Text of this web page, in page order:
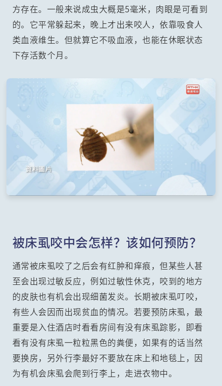
方存在。一般来说成虫大概是5毫米，肉眼是可看到
的。它平常躲起来，晚上才出来咬人，依靠吸食人
类血液维生。但就算它不吸血液，也能在休眠状态
下存活数个月。
被床虱咬中会怎样？该如何预防？
通常被床虱咬了之后会有红肿和痒痕，但某些人甚
至会出现过敏反应，例如过敏性休克，咬到的地方
的皮肤也有机会出现细菌发炎。长期被床虱叮咬，
有些人会因而出现贫血的情况。若要预防床虱，最
重要是入住酒店时看看房间有没有床虱踪影，即看
看有没有床虱一粒粒黑色的粪便，如果有的话当然
要换房，另外行李最好不要放在床上和地毯上，因
为有机会床虱会爬到行李上，走进衣物中。